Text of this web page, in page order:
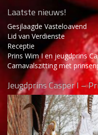
Laatste nieuws!
Gesjlaagde Vasteloavend
Lid van Verdienste
Receptie
Prins Wim I en jeugdprins
Carnavalszitting met
Jeugdprins Casper I –